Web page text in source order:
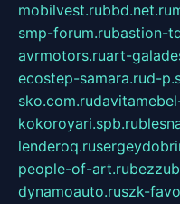
mobilvest.rubbd.net.ru
smp-forum.rubastion-
avrmotors.ruart-
ecostep-samara.rud-
sko.com.ru
kokoroyari.spb.ru
lenderoq.ru
people-of-art.ru
dynamoauto.ruszk-